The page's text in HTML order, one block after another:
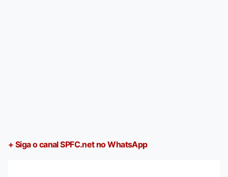
+ Siga o canal SPFC.net no WhatsApp